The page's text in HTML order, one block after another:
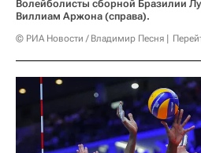
Волейболисты сборной Бразилии
Виллиам Аржона (справа).
© РИА Новости / Владимир Песня